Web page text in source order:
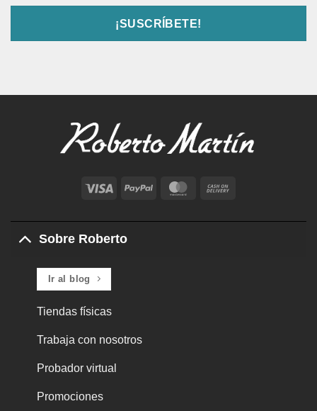
Visa PayPal MasterCard
Delivery
Sobre Roberto
Ir al blog
Tiendas físicas
Trabaja con nosotros
Probador virtual
Promociones